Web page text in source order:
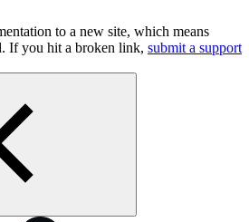
to a new site, which means
If you hit a broken link, submit a support